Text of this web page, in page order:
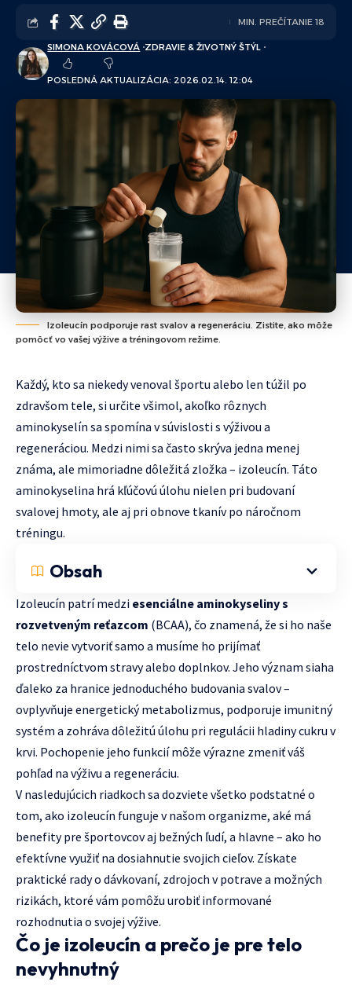
POSLEDNÁ AKTUALIZÁCIA: 2026.02.14. 12:04
SIMONA KOVÁCOVÁ ZDRAVIE & ŽIVOTNÝ ŠTÝL
MIN. PREČÍTANIE 18
Izoleucín podporuje rast svalov a regeneráciu. Zistite, ako môže
pomôcť vo vašej výžive a tréningovom režime.
Každý, kto sa niekedy venoval športu alebo len túžil po
zdravšom tele, si určite všimol, akoľko rôznych
aminokyselín sa spomína v súvislosti s výživou a
regeneráciou. Medzi nimi sa často skrýva jedna menej
známa, ale mimoriadne dôležitá zložka – izoleucín. Táto
aminokyselina hrá kľúčovú úlohu nielen pri budovaní
svalovej hmoty, ale aj pri obnove tkanív po náročnom
tréningu.
Obsah
Izoleucín patrí medzi esenciálne aminokyseliny s
rozvetveným reťazcom (BCAA), čo znamená, že si ho naše
telo nevie vytvoriť samo a musíme ho prijímať
prostredníctvom stravy alebo doplnkov. Jeho význam siaha
ďaleko za hranice jednoduchého budovania svalov –
ovplyvňuje energetický metabolizmus, podporuje imunitný
systém a zohráva dôležitú úlohu pri regulácii hladiny cukru v
krvi. Pochopenie jeho funkcií môže výrazne zmeniť váš
pohľad na výživu a regeneráciu.
V nasledujúcich riadkoch sa dozviete všetko podstatné o
tom, ako izoleucín funguje v našom organizme, aké má
benefity pre športovcov aj bežných ľudí, a hlavne – ako ho
efektívne využiť na dosiahnutie svojich cieľov. Získate
praktické rady o dávkovaní, zdrojoch v potrave a možných
rizikách, ktoré vám pomôžu urobiť informované
rozhodnutia o svojej výžive.
Čo je izoleucín a prečo je pre telo
nevyhnutný